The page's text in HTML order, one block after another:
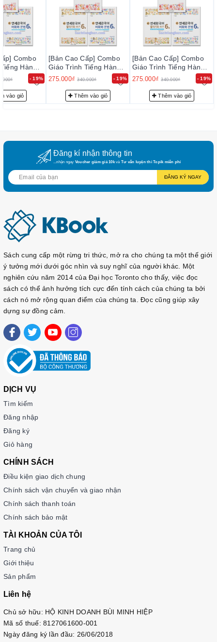
- 19%
Combo
Hàn
Korean 6-2
vào giỏ
- 19%
[Bản Cao Cấp] Combo
Giáo Trình Tiếng Hàn
New Yonsei Korean 6-2
275.000₫ 340.000₫
Thêm vào giỏ
- 19%
[Bản Cao Cấp] Combo
Giáo Trình Tiếng Hàn
New Yonsei Korean 6-2
275.000₫ 340.000₫
Thêm vào giỏ
Đăng kí nhận thông tin
...nhận ngay Voucher giảm giá 10kvà Tư vấn luyện thi Topik miễn phí
ĐĂNG KÝ NGAY
Sách cung cấp một rừng tri thức, mở ra cho chúng ta một thế giới
ý tưởng mới dưới góc nhìn và suy nghĩ của người khác. Một
nghiên cứu năm 2014 của Đại học Toronto cho thấy, việc đọc
sách có thể ảnh hưởng tích cực đến tính cách của chúng ta bởi
cách nó mở rộng quan điểm của chúng ta. Đọc cũng giúp xây
dựng sự đồng cảm.
DỊCH VỤ
Tìm kiếm
Đăng nhập
Đăng ký
Giỏ hàng
CHÍNH SÁCH
Điều kiện giao dịch chung
Chính sách vận chuyển và giao nhận
Chính sách thanh toán
Chính sách bảo mật
TÀI KHOẢN CỦA TÔI
Trang chủ
Giới thiệu
Sản phẩm
Liên hệ
Chủ sở hữu: HỘ KINH DOANH BÙI MINH HIỆP
Mã số thuế: 8127061600-001
Ngày đăng ký lần đầu: 26/06/2018